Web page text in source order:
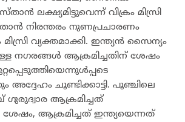
ലക്ഷ്യമിട്ടുവെന്ന് വിക്രം മിസ്രി
നിരന്തരം നുണപ്രചാരണം
വ്യക്തമാക്കി. ഇന്ത്യന്‍ സൈന്യം
നഗരങ്ങള്‍ ആക്രമിച്ചതിന് ശേഷം
ചൂണ്ടിക്കാട്ടി. പൂഞ്ചിലെ
ആക്രമിച്ചത്
ആക്രമിച്ചത് ഇന്ത്യയെന്നത്